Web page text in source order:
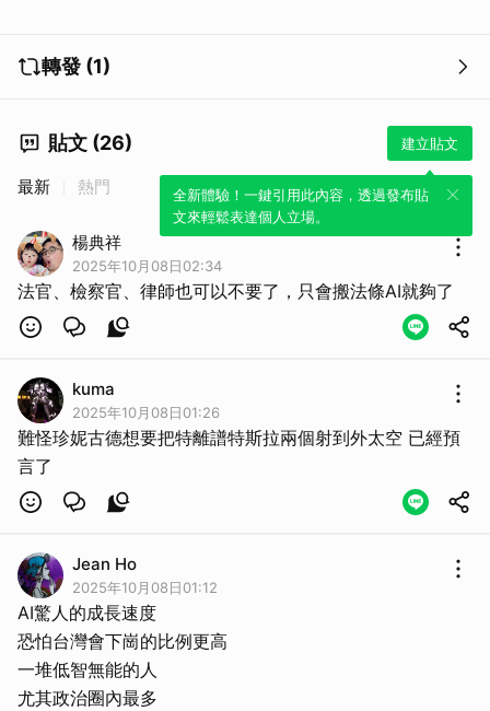
轉發 (1)
貼文 (26) 建立貼文
全新體驗！一鍵引用此內容，透過發布貼
文來輕鬆表達個人立場。
最新 熱門
楊典祥
2025年10月08日02:34
法官、檢察官、律師也可以不要了，只會搬法條AI就夠了
kuma
2025年10月08日01:26
難怪珍妮古德想要把特離譜特斯拉兩個射到外太空 已經預
言了
Jean Ho
2025年10月08日01:12
AI驚人的成長速度
恐怕台灣會下崗的比例更高
一堆低智無能的人
尤其政治圈內最多